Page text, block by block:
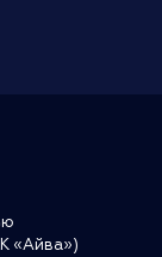
«Айва»)